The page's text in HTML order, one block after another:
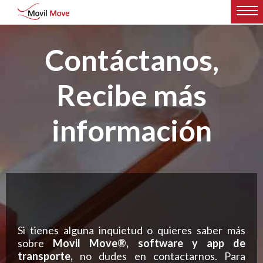
Contáctanos,
Recibe más
información
Si tienes alguna inquietud o quieres saber más
sobre Movil Move®, software y app de
transporte, no dudes en contactarnos. Para